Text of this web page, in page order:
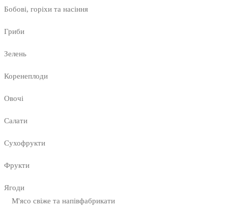
Бобові, горіхи та насіння
Гриби
Зелень
Коренеплоди
Овочі
Салати
Сухофрукти
Фрукти
Ягоди
М'ясо свіже та напівфабрикати